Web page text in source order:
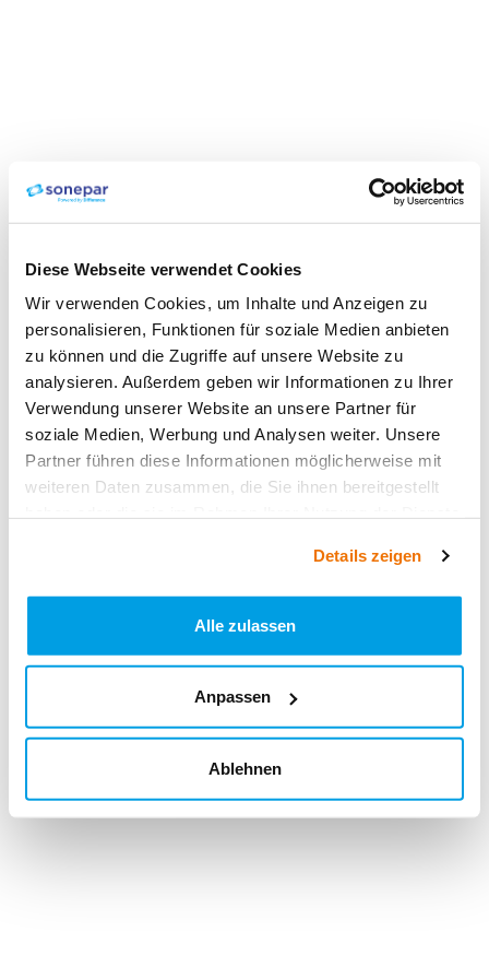
Diese Webseite verwendet Cookies
Wir verwenden Cookies, um Inhalte und Anzeigen zu
personalisieren, Funktionen für soziale Medien anbieten
zu können und die Zugriffe auf unsere Website zu
analysieren. Außerdem geben wir Informationen zu Ihrer
Verwendung unserer Website an unsere Partner für
soziale Medien, Werbung und Analysen weiter. Unsere
Partner führen diese Informationen möglicherweise mit
weiteren Daten zusammen, die Sie ihnen bereitgestellt
Details zeigen
Alle zulassen
Anpassen
Ablehnen